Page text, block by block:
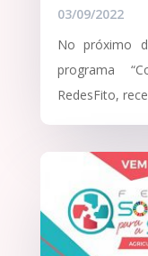
03/09/2022
No próximo
programa
RedesFito,